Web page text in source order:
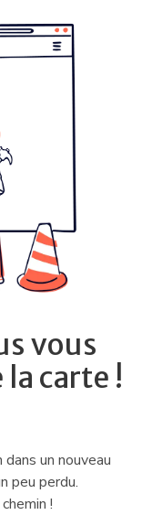
vous
carte !
un nouveau
peu perdu.
!